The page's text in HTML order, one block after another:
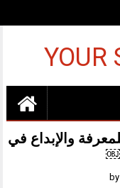
YOUR
والإبداع في